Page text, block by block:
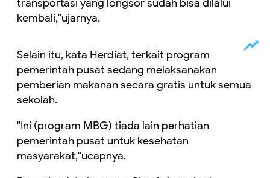
transportasi yang longsor sudah bisa dilalui
kembali,"ujarnya.
Selain itu, kata Herdiat, terkait program
pemerintah pusat sedang melaksanakan
pemberian makanan secara gratis untuk semua
sekolah.
"Ini (program MBG) tiada lain perhatian
pemerintah pusat untuk kesehatan
masyarakat,"ucapnya.